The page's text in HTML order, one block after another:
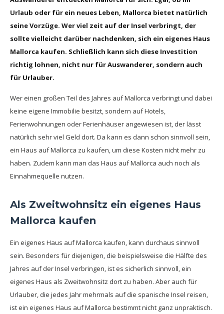
Urlaub oder für ein neues Leben, Mallorca bietet natürlich
seine Vorzüge. Wer viel zeit auf der Insel verbringt, der
sollte vielleicht darüber nachdenken, sich ein eigenes Haus
Mallorca kaufen. Schließlich kann sich diese Investition
richtig lohnen, nicht nur für Auswanderer, sondern auch
für Urlauber.
Wer einen großen Teil des Jahres auf Mallorca verbringt und dabei
keine eigene Immobilie besitzt, sondern auf Hotels,
Ferienwohnungen oder Ferienhäuser angewiesen ist, der lässt
natürlich sehr viel Geld dort. Da kann es dann schon sinnvoll sein,
ein Haus auf Mallorca zu kaufen, um diese Kosten nicht mehr zu
haben. Zudem kann man das Haus auf Mallorca auch noch als
Einnahmequelle nutzen.
Als Zweitwohnsitz ein eigenes Haus
Mallorca kaufen
Ein eigenes Haus auf Mallorca kaufen, kann durchaus sinnvoll
sein. Besonders für diejenigen, die beispielsweise die Hälfte des
Jahres auf der Insel verbringen, ist es sicherlich sinnvoll, ein
eigenes Haus als Zweitwohnsitz dort zu haben. Aber auch für
Urlauber, die jedes Jahr mehrmals auf die spanische Insel reisen,
ist ein eigenes Haus auf Mallorca bestimmt nicht ganz unpraktisch.